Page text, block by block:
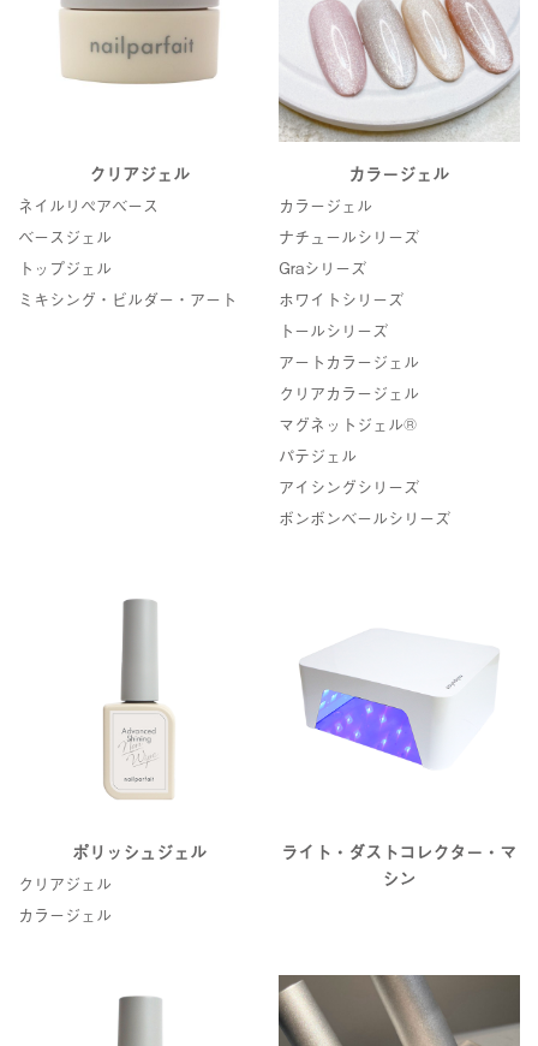
クリアジェル
ネイルリペアベース
ベースジェル
トップジェル
ミキシング・ビルダー・アート
カラージェル
カラージェル
ナチュールシリーズ
Graシリーズ
ホワイトシリーズ
トールシリーズ
アートカラージェル
クリアカラージェル
マグネットジェル®
パテジェル
アイシングシリーズ
ボンボンベールシリーズ
ポリッシュジェル
クリアジェル
カラージェル
ライト・ダストコレクター・マ
シン